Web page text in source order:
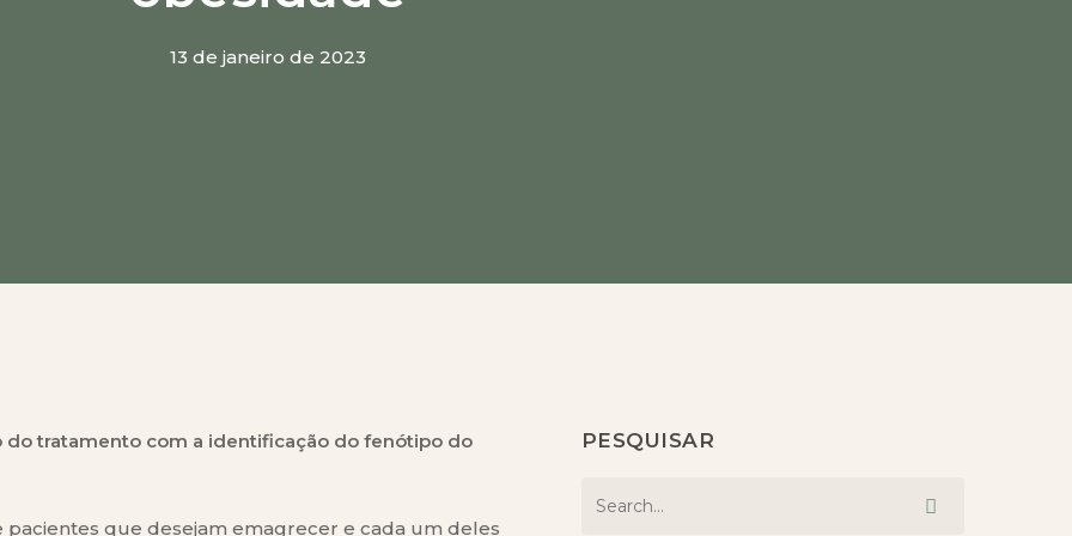
13 de janeiro de 2023
do tratamento com a identificação do fenótipo do
que desejam emagrecer e cada um deles
PESQUISAR
Leandro Medeiros